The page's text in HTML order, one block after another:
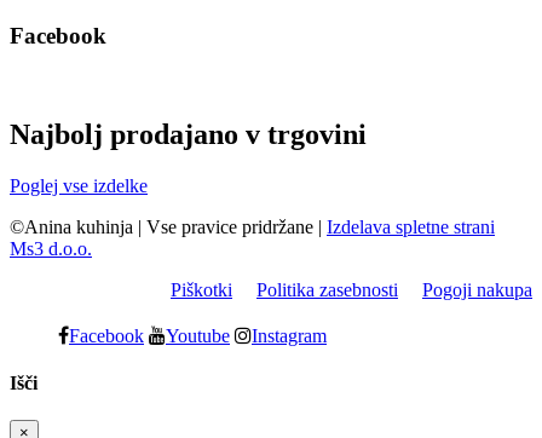
Facebook
Najbolj prodajano v trgovini
Poglej vse izdelke
©Anina kuhinja | Vse pravice pridržane | Izdelava spletne strani
Ms3 d.o.o.
Piškotki
Politika zasebnosti Pogoji nakupa
Facebook Youtube Instagram
Išči
×